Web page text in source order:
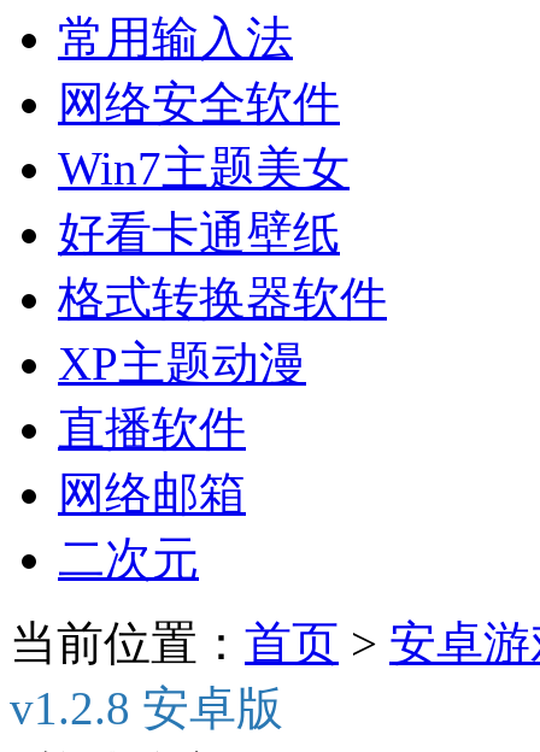
常用输入法
网络安全软件
Win7主题美女
好看卡通壁纸
格式转换器软件
XP主题动漫
直播软件
网络邮箱
二次元
当前位置： 首页 > 安卓
v1.2.8 安卓版